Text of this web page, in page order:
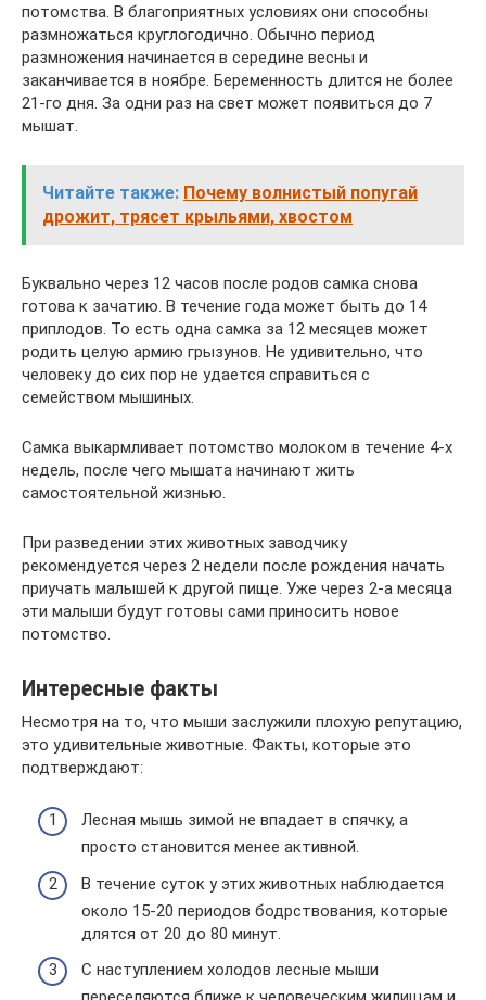
потомства. В благоприятных условиях они способны
размножаться круглогодично. Обычно период
размножения начинается в середине весны и
заканчивается в ноябре. Беременность длится не более
21-го дня. За одни раз на свет может появиться до 7
мышат.
Читайте также: Почему волнистый попугай
дрожит, трясет крыльями, хвостом
Буквально через 12 часов после родов самка снова
готова к зачатию. В течение года может быть до 14
приплодов. То есть одна самка за 12 месяцев может
родить целую армию грызунов. Не удивительно, что
человеку до сих пор не удается справиться с
семейством мышиных.
Самка выкармливает потомство молоком в течение 4-х
недель, после чего мышата начинают жить
самостоятельной жизнью.
При разведении этих животных заводчику
рекомендуется через 2 недели после рождения начать
приучать малышей к другой пище. Уже через 2-а месяца
эти малыши будут готовы сами приносить новое
потомство.
Интересные факты
Несмотря на то, что мыши заслужили плохую репутацию,
это удивительные животные. Факты, которые это
подтверждают:
Лесная мышь зимой не впадает в спячку, а
просто становится менее активной.
В течение суток у этих животных наблюдается
около 15-20 периодов бодрствования, которые
длятся от 20 до 80 минут.
С наступлением холодов лесные мыши